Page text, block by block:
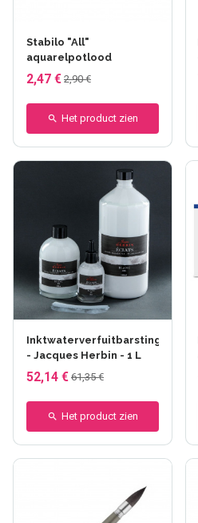
Stabilo "All"
aquarelpotlood
2,47 € 2,90 €
Het product zien
Inktwaterverfuitbarstingen
- Jacques Herbin - 1 L
52,14 € 61,35 €
Het product zien